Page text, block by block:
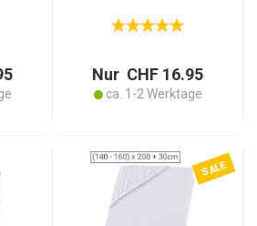
125
Hautsympathisch &
Nur CHF 16.95
ca. 1-2 Werktage
SALE